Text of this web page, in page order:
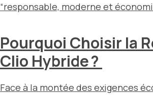
“responsable, moderne et
Pourquoi Choisir la
Clio Hybride ?
Face à la montée des exigences